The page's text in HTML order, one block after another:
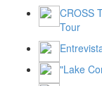
CROSS
Tour
"Lake